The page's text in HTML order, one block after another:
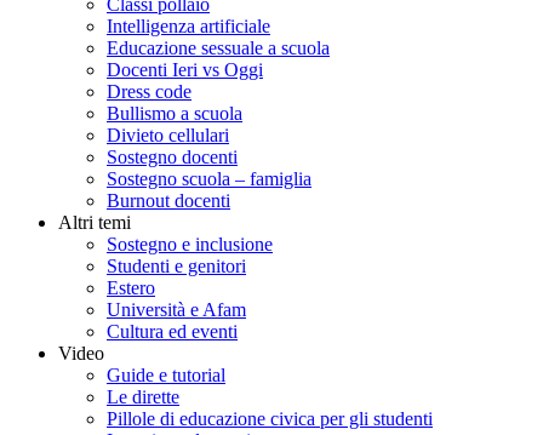
Classi pollaio
Intelligenza artificiale
Educazione sessuale a scuola
Docenti Ieri vs Oggi
Dress code
Bullismo a scuola
Divieto cellulari
Sostegno docenti
Sostegno scuola – famiglia
Burnout docenti
Altri temi
Sostegno e inclusione
Studenti e genitori
Estero
Università e Afam
Cultura ed eventi
Video
Guide e tutorial
Le dirette
Pillole di educazione civica per gli studenti